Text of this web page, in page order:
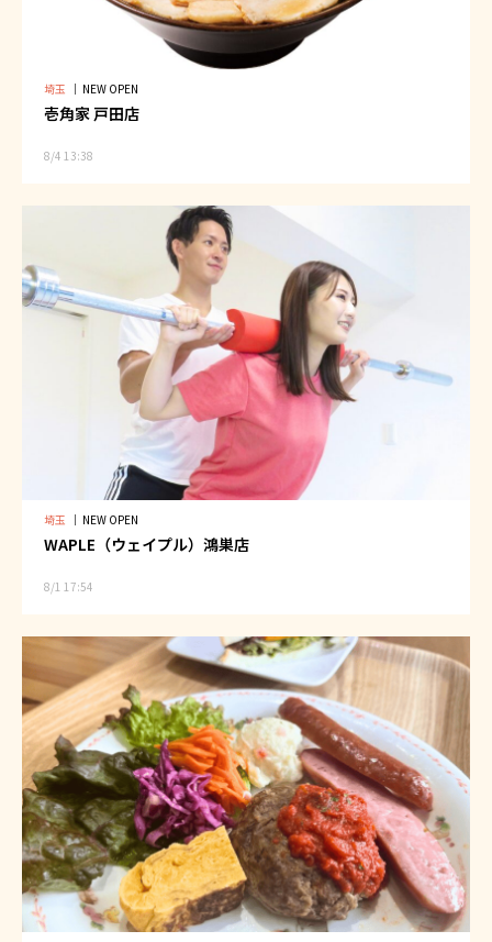
埼玉 ｜ NEW OPEN
壱角家 戸田店
8/4 13:38
埼玉 ｜ NEW OPEN
WAPLE（ウェイプル）鴻巣店
8/1 17:54